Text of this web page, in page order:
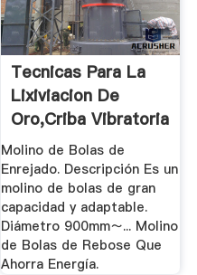
Tecnicas Para La
Lixiviacion De
Oro,criba Vibratoria
.
Molino de Bolas de
Enrejado. Descripción Es un
molino de bolas de gran
capacidad y adaptable.
Diámetro 900mm～... Molino
de Bolas de Rebose Que
Ahorra Energía.